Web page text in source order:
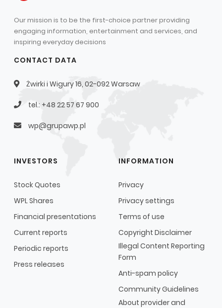
Our mission is to be the first-choice partner providing
engaging information, entertainment and services, and
inspiring everyday decisions
CONTACT DATA
Żwirki i Wigury 16, 02-092 Warsaw
tel.: +48 22 57 67 900
wp@grupawp.pl
INVESTORS
Stock Quotes
WPL Shares
Financial presentations
Current reports
Periodic reports
Press releases
INFORMATION
Privacy
Privacy settings
Terms of use
Copyright Disclaimer
Illegal Content Reporting
Form
Anti-spam policy
Community Guidelines
About provider and